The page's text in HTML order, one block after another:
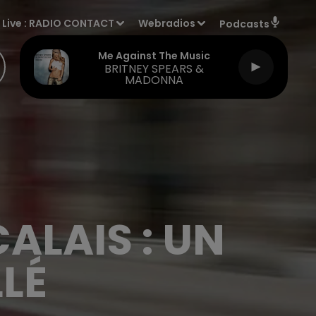
Live : RADIO CONTACT Webradios Podcasts
Me Against The Music
BRITNEY SPEARS &
MADONNA
: UN